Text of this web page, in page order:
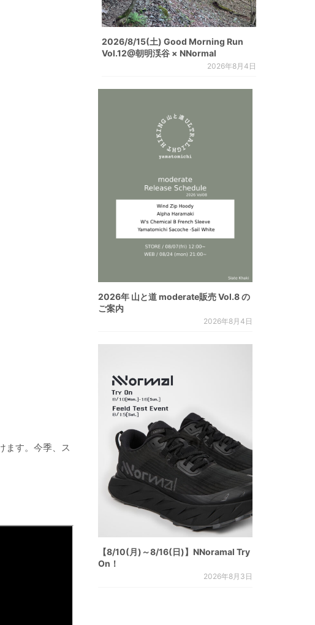
ます。今季、ス
2026/8/15(土) Good Morning Run
Vol.12@朝明渓谷 × NNormal
2026年8月4日
2026年 山と道 moderate販売 Vol.8 の
ご案内
2026年8月4日
【8/10(月)～8/16(日)】NNoramal Try
On！
2026年8月3日